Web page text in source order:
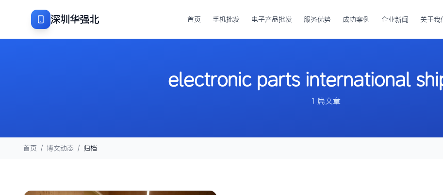
深圳华强北 首页 手机批发 电子产品批发 服务优势 成功案例 企业新闻 关于我
electronic parts international
1 篇文章
首页 / 博文动态 / 归档